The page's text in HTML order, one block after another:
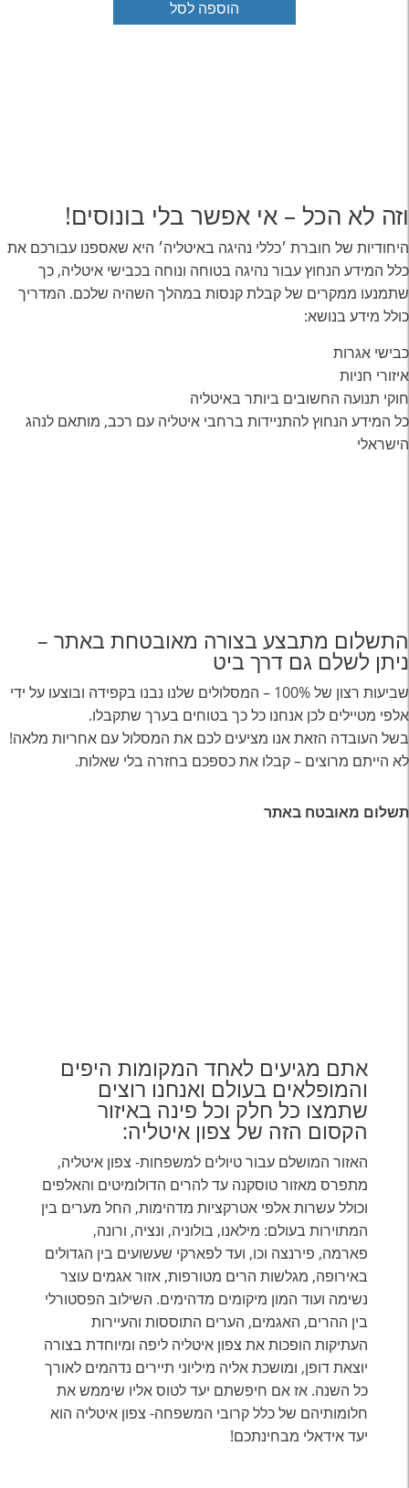
הוספה לסל
וזה לא הכל – אי אפשר בלי בונוסים!
היחודיות של חוברת ׳כללי נהיגה באיטליה׳ היא שאספנו עבורכם את
כלל המידע הנחוץ עבור נהיגה בטוחה ונוחה בכבישי איטליה, כך
שתמנעו ממקרים של קבלת קנסות במהלך השהיה שלכם. המדריך
כולל מידע בנושא:
כבישי אגרות
איזורי חניות
חוקי תנועה החשובים ביותר באיטליה
כל המידע הנחוץ להתניידות ברחבי איטליה עם רכב, מותאם לנהג
הישראלי
התשלום מתבצע בצורה מאובטחת באתר –
ניתן לשלם גם דרך ביט
שביעות רצון של 100% – המסלולים שלנו נבנו בקפידה ובוצעו על ידי
אלפי מטיילים לכן אנחנו כל כך בטוחים בערך שתקבלו.
בשל העובדה הזאת אנו מציעים לכם את המסלול עם אחריות מלאה!
לא הייתם מרוצים – קבלו את כספכם בחזרה בלי שאלות.
תשלום מאובטח באתר
אתם מגיעים לאחד המקומות היפים
והמופלאים בעולם ואנחנו רוצים
שתמצו כל חלק וכל פינה באיזור
הקסום הזה של צפון איטליה:
האזור המושלם עבור טיולים למשפחות- צפון איטליה,
מתפרס מאזור טוסקנה עד להרים הדולומיטים והאלפים
וכולל עשרות אלפי אטרקציות מדהימות, החל מערים בין
המתוירות בעולם: מילאנו, בולוניה, ונציה, ורונה,
פארמה, פירנצה וכו, ועד לפארקי שעשועים בין הגדולים
באירופה, מגלשות הרים מטורפות, אזור אגמים עוצר
נשימה ועוד המון מיקומים מדהימים. השילוב הפסטורלי
בין ההרים, האגמים, הערים התוססות והעיירות
העתיקות הופכות את צפון איטליה ליפה ומיוחדת בצורה
יוצאת דופן, ומושכת אליה מיליוני תיירים נדהמים לאורך
כל השנה. אז אם חיפשתם יעד לטוס אליו שיממש את
חלומותיהם של כלל קרובי המשפחה- צפון איטליה הוא
יעד אידאלי מבחינתכם!